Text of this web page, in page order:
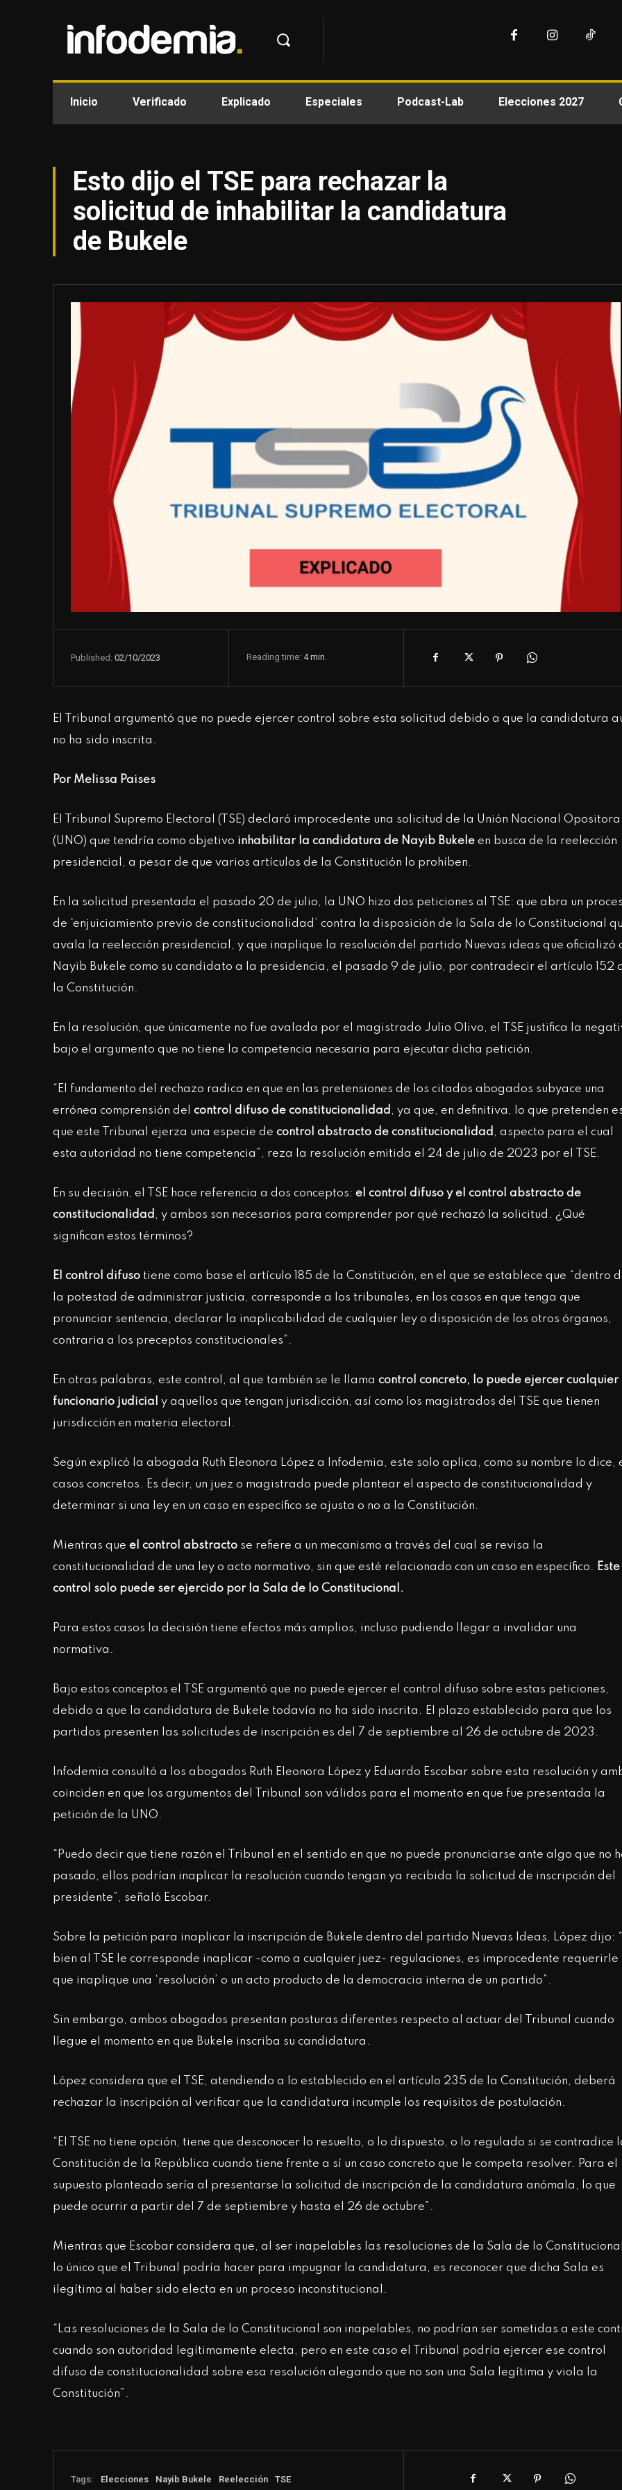
Inicio Verificado Explicado Especiales Podcast-Lab Elecciones 2027
Esto dijo el TSE para rechazar la
solicitud de inhabilitar la candidatura
de Bukele
Published: 02/10/2023 Reading time: 4min.
El Tribunal argumentó que no puede ejercer control sobre esta solicitud debido a que la candidatura
no ha sido inscrita.
Por Melissa Paises
El Tribunal Supremo Electoral (TSE) declaró improcedente una solicitud de la Unión Nacional Opositora
(UNO) que tendría como objetivo inhabilitar la candidatura de Nayib Bukele en busca de la reelección
presidencial, a pesar de que varios artículos de la Constitución lo prohíben.
En la solicitud presentada el pasado 20 de julio, la UNO hizo dos peticiones al TSE: que abra un
de ‘enjuiciamiento previo de constitucionalidad’ contra la disposición de la Sala de lo Constitucional
avala la reelección presidencial, y que inaplique la resolución del partido Nuevas ideas que oficializó
Nayib Bukele como su candidato a la presidencia, el pasado 9 de julio, por contradecir el artículo 152
la Constitución.
En la resolución, que únicamente no fue avalada por el magistrado Julio Olivo, el TSE justifica la
bajo el argumento que no tiene la competencia necesaria para ejecutar dicha petición.
“El fundamento del rechazo radica en que en las pretensiones de los citados abogados subyace una
errónea comprensión del control difuso de constitucionalidad , ya que, en definitiva, lo que pretenden
que este Tribunal ejerza una especie de control abstracto de constitucionalidad , aspecto para el cual
esta autoridad no tiene competencia”, reza la resolución emitida el 24 de julio de 2023 por el TSE.
En su decisión, el TSE hace referencia a dos conceptos: el control difuso y el control abstracto de
constitucionalidad , y ambos son necesarios para comprender por qué rechazó la solicitud. ¿Qué
significan estos términos?
El control difuso tiene como base el artículo 185 de la Constitución, en el que se establece que “dentro
la potestad de administrar justicia, corresponde a los tribunales, en los casos en que tenga que
pronunciar sentencia, declarar la inaplicabilidad de cualquier ley o disposición de los otros órganos,
contraria a los preceptos constitucionales”.
En otras palabras, este control, al que también se le llama control concreto, lo puede ejercer cualquier
funcionario judicial y aquellos que tengan jurisdicción, así como los magistrados del TSE que tienen
jurisdicción en materia electoral.
Según explicó la abogada Ruth Eleonora López a Infodemia, este solo aplica, como su nombre lo dice,
casos concretos. Es decir, un juez o magistrado puede plantear el aspecto de constitucionalidad y
determinar si una ley en un caso en específico se ajusta o no a la Constitución.
Mientras que el control abstracto se refiere a un mecanismo a través del cual se revisa la
constitucionalidad de una ley o acto normativo, sin que esté relacionado con un caso en específico. Este
control solo puede ser ejercido por la Sala de lo Constitucional.
Para estos casos la decisión tiene efectos más amplios, incluso pudiendo llegar a invalidar una
normativa.
Bajo estos conceptos el TSE argumentó que no puede ejercer el control difuso sobre estas peticiones,
debido a que la candidatura de Bukele todavía no ha sido inscrita. El plazo establecido para que los
partidos presenten las solicitudes de inscripción es del 7 de septiembre al 26 de octubre de 2023.
Infodemia consultó a los abogados Ruth Eleonora López y Eduardo Escobar sobre esta resolución y
coinciden en que los argumentos del Tribunal son válidos para el momento en que fue presentada la
petición de la UNO.
“Puedo decir que tiene razón el Tribunal en el sentido en que no puede pronunciarse ante algo que no
pasado, ellos podrían inaplicar la resolución cuando tengan ya recibida la solicitud de inscripción del
presidente”, señaló Escobar.
Sobre la petición para inaplicar la inscripción de Bukele dentro del partido Nuevas Ideas, López dijo:
bien al TSE le corresponde inaplicar -como a cualquier juez- regulaciones, es improcedente requerirle
que inaplique una ‘resolución’ o un acto producto de la democracia interna de un partido”.
Sin embargo, ambos abogados presentan posturas diferentes respecto al actuar del Tribunal cuando
llegue el momento en que Bukele inscriba su candidatura.
López considera que el TSE, atendiendo a lo establecido en el artículo 235 de la Constitución, deberá
rechazar la inscripción al verificar que la candidatura incumple los requisitos de postulación.
“El TSE no tiene opción, tiene que desconocer lo resuelto, o lo dispuesto, o lo regulado si se contradice
Constitución de la República cuando tiene frente a sí un caso concreto que le competa resolver. Para el
supuesto planteado sería al presentarse la solicitud de inscripción de la candidatura anómala, lo que
puede ocurrir a partir del 7 de septiembre y hasta el 26 de octubre”.
Mientras que Escobar considera que, al ser inapelables las resoluciones de la Sala de lo
lo único que el Tribunal podría hacer para impugnar la candidatura, es reconocer que dicha Sala es
ilegítima al haber sido electa en un proceso inconstitucional.
“Las resoluciones de la Sala de lo Constitucional son inapelables, no podrían ser sometidas a este
cuando son autoridad legítimamente electa, pero en este caso el Tribunal podría ejercer ese control
difuso de constitucionalidad sobre esa resolución alegando que no son una Sala legítima y viola la
Constitución”.
Tags: Elecciones Nayib Bukele Reelección TSE